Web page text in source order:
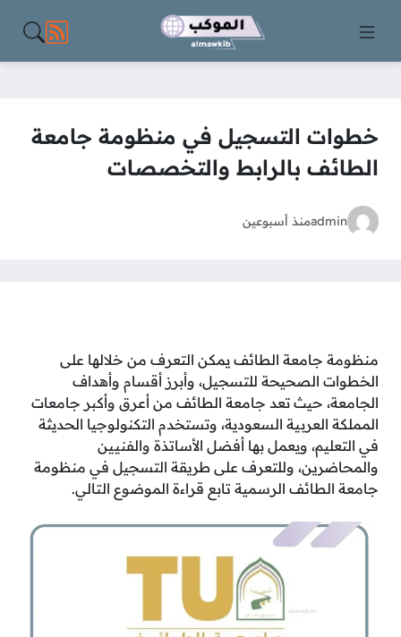
مواقع
خطوات التسجيل في منظومة جامعة
الطائف بالرابط والتخصصات
adminمنذ أسبوعين
منظومة جامعة الطائف يمكن التعرف من خلالها على
الخطوات الصحيحة للتسجيل، وأبرز أقسام وأهداف
الجامعة، حيث تعد جامعة الطائف من أعرق وأكبر جامعات
المملكة العربية السعودية، وتستخدم التكنولوجيا الحديثة
في التعليم، ويعمل بها أفضل الأساتذة والفنيين
والمحاضرين، وللتعرف على طريقة التسجيل في منظومة
جامعة الطائف الرسمية تابع قراءة الموضوع التالي.